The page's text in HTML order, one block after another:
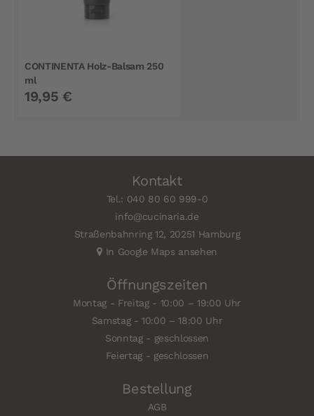
CONTINENTA Holz-Balsam 250
ml
19,95 €
Kontakt
Tel.: 040 80 60 999-0
info@cucinaria.de
Straßenbahnring 12, 20251 Hamburg
In Google Maps ansehen
Öffnungszeiten
Montag - Freitag - 10:00 – 19:00 Uhr
Samstag - 10:00 – 18:00 Uhr
Sonntag - geschlossen
Feiertag - geschlossen
Bestellung
AGB